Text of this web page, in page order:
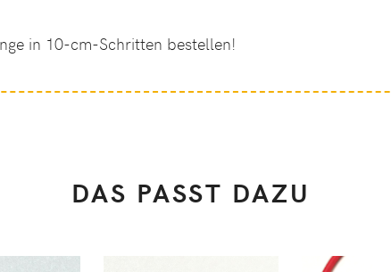
in 10-cm-Schritten bestellen!
DAS PASST DAZU